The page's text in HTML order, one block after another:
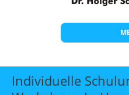
Start
Themen
Individuelle